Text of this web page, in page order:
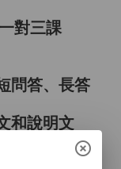
對三課
問答、長答
和說明文
的學生，該